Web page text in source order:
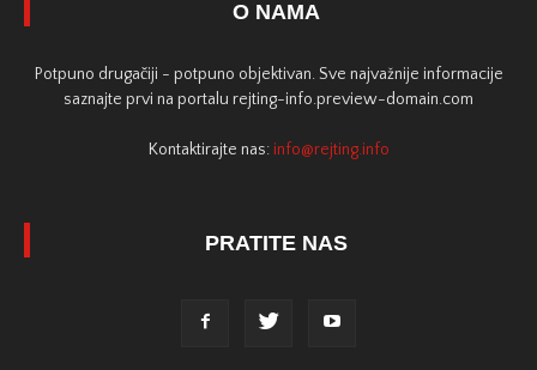
O NAMA
Potpuno drugačiji - potpuno objektivan. Sve najvažnije informacije
saznajte prvi na portalu rejting-info.preview-domain.com
Kontaktirajte nas: info@rejting.info
PRATITE NAS